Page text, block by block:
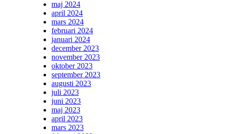
maj 2024
april 2024
mars 2024
februari 2024
januari 2024
december 2023
november 2023
oktober 2023
september 2023
augusti 2023
juli 2023
juni 2023
maj 2023
april 2023
mars 2023